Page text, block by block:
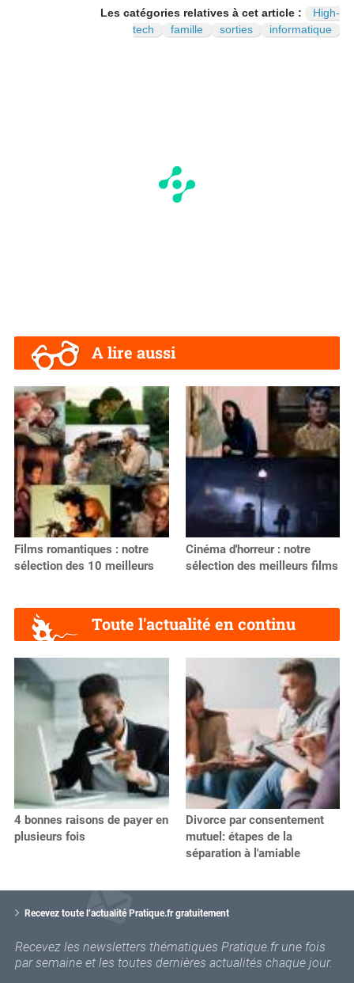
N
Les catégories relatives à cet article :
High-
tech
famille sorties informatique
A lire aussi
Films romantiques : notre
sélection des 10 meilleurs
Cinéma d'horreur : notre
sélection des meilleurs films
Toute l'actualité en continu
4 bonnes raisons de payer en
plusieurs fois
Divorce par consentement
mutuel: étapes de la
séparation à l'amiable
Recevez toute l’actualité Pratique.fr gratuitement
Recevez les newsletters thématiques Pratique.fr une fois
par semaine et les toutes dernières actualités chaque jour.
o
r
e
e